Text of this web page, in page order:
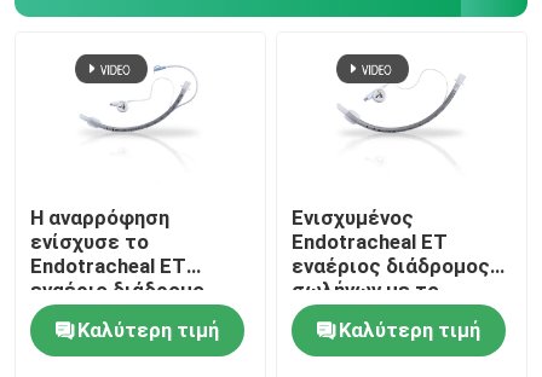
Βρογχικός Blocker σωλήνας
Τηλεοπτικές Intubation συσκευές
Oropharyngeal σωλήνας εναέριων διαδρόμων
Η αναρρόφηση
ενίσχυσε το
Endotracheal ET
εναέριο διάδρομο
Cuffed ISO13485
σωλήνων
πιστοποιημένο
Καλύτερη τιμή
Ενισχυμένος
Endotracheal ET
εναέριος διάδρομος
σωλήνων με το
όργανο ελέγχου
πίεσης Intracuff
Καλύτερη τιμή